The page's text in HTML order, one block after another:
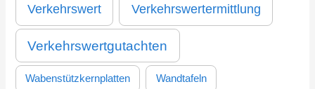
Verkehrswert Verkehrswertermittlung
Verkehrswertgutachten
Wabenstützkernplatten Wandtafeln